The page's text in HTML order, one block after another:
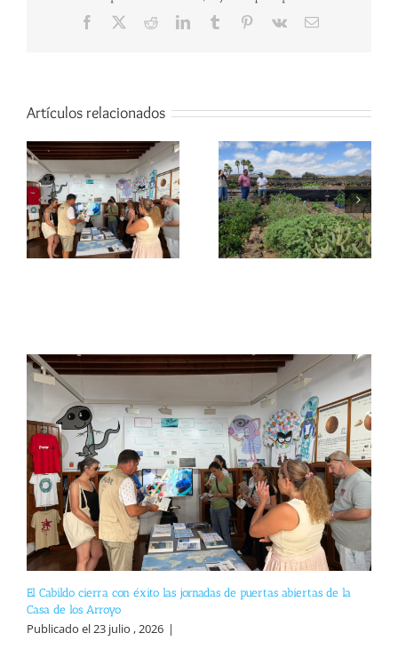
Facebook RedditLinkedInTumblr Pinterest
Vk
Correo
Artículos relacionados
El Cabildo cierra con éxito las jornadas de puertas abiertas de la
Casa de los Arroyo
Publicado el 23 julio , 2026 |